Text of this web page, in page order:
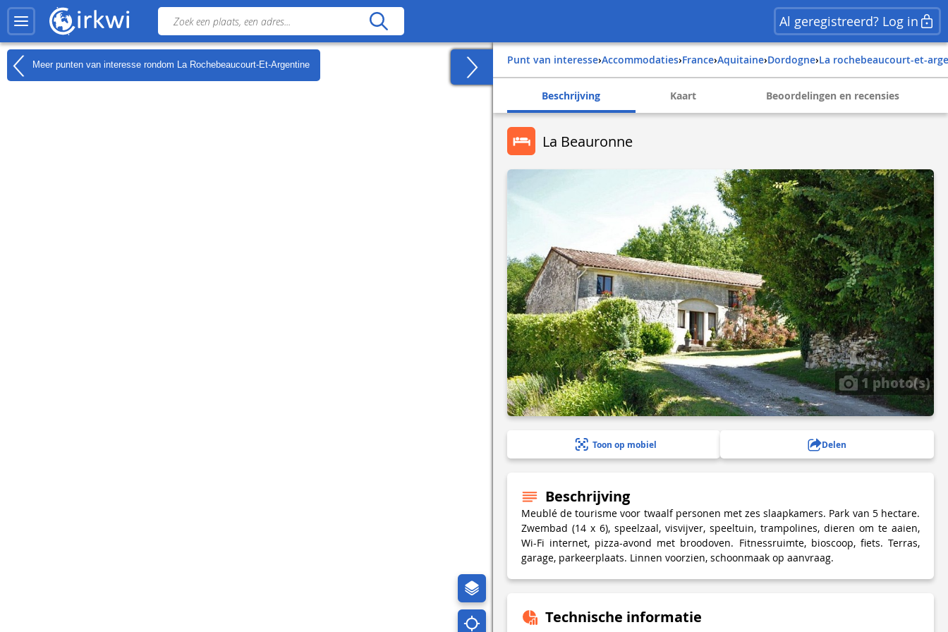
Al geregistreerd? Log in
Meer punten van interesse rondom La Rochebeaucourt-Et-Argentine Punt van interesse› Accommodaties› france› aquitaine› dordogne› la rochebeaucourt-et-
Beschrijving Kaart Beoordelingen en recensies
La Beauronne
1 photo(s)
Toon op mobiel Delen
Beschrijving
Meublé de tourisme voor twaalf personen met zes slaapkamers. Park van 5 hectare.
Zwembad (14 x 6), speelzaal, visvijver, speeltuin, trampolines, dieren om te aaien,
Wi-Fi internet, pizza-avond met broodoven. Fitnessruimte, bioscoop, fiets. Terras,
garage, parkeerplaats. Linnen voorzien, schoonmaak op aanvraag.
Technische informatie